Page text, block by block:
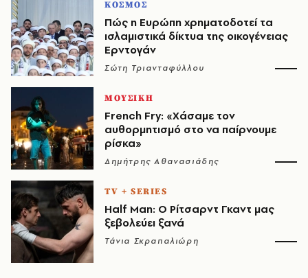
ΚΟΣΜΟΣ
Πώς η Ευρώπη χρηματοδοτεί τα
ισλαμιστικά δίκτυα της οικογένειας
Ερντογάν
Σώτη Τριανταφύλλου
ΜΟΥΣΙΚΗ
French Fry: «Χάσαμε τον
αυθορμητισμό στο να παίρνουμε
ρίσκα»
Δημήτρης Αθανασιάδης
TV + SERIES
Half Man: Ο Ρίτσαρντ Γκαντ μας
ξεβολεύει ξανά
Τάνια Σκραπαλιώρη